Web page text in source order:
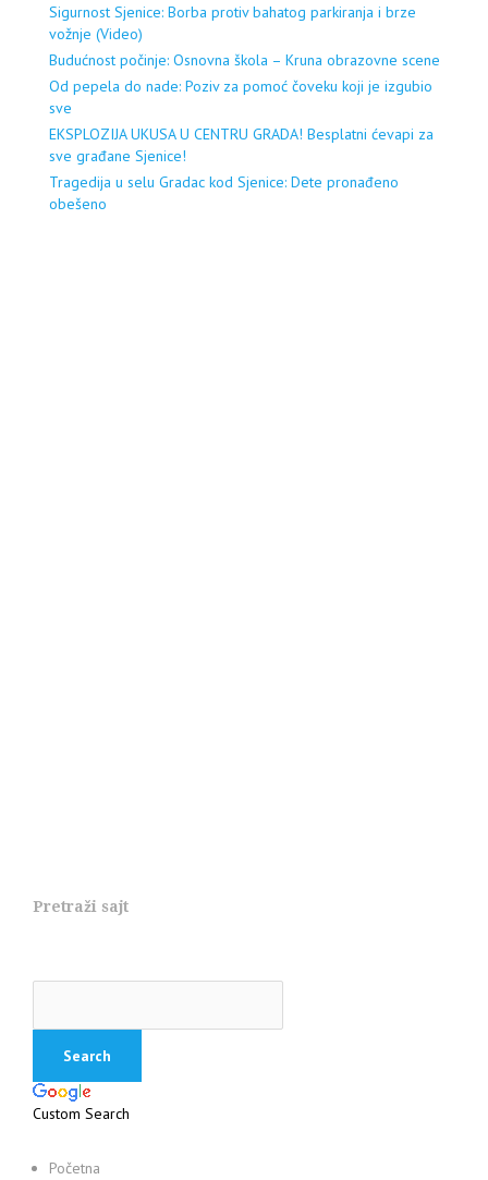
Sigurnost Sjenice: Borba protiv bahatog parkiranja i brze
vožnje (Video)
Budućnost počinje: Osnovna škola – Kruna obrazovne scene
Od pepela do nade: Poziv za pomoć čoveku koji je izgubio
sve
EKSPLOZIJA UKUSA U CENTRU GRADA! Besplatni ćevapi za
sve građane Sjenice!
Tragedija u selu Gradac kod Sjenice: Dete pronađeno
obešeno
Pretraži sajt
Custom Search
Početna